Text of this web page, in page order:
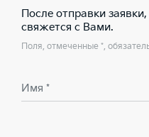
После отправки
свяжется с Вами.
Поля, отмеченные *,
Имя *